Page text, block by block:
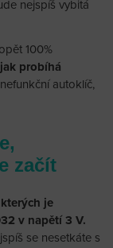
nejspíš vybitá
100%
probíhá
autoklíč,
začít
je
v napětí 3 V.
se nesetkáte s